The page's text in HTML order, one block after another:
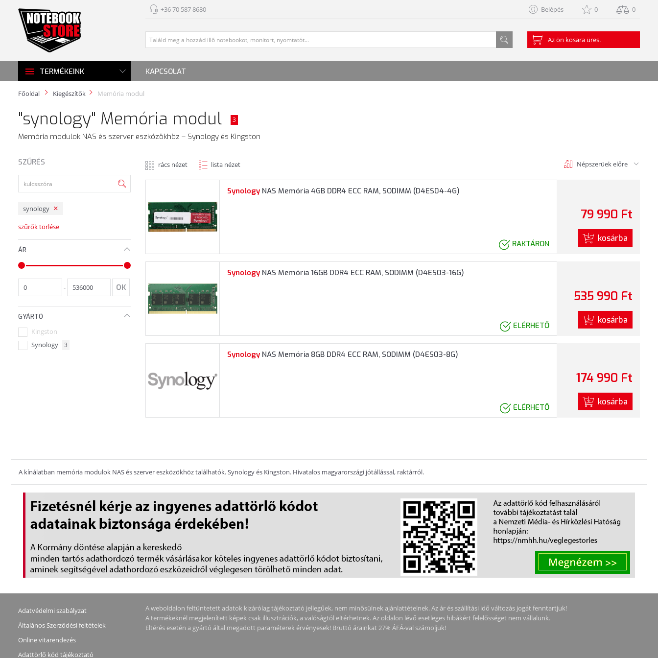
+36 70 587 8680 Belépés 0 0
Az ön kosara üres.
TERMÉKEINK KAPCSOLAT
Főoldal Kiegészítők Memória modul
"synology" Memória modul 3
Memória modulok NAS és szerver eszközökhöz – Synology és Kingston
SZŰRÉS
synology
szűrők törlése
ÁR
-
GYÁRTÓ
Kingston
Synology
3
rács nézet lista nézet Népszerüek előre
Synology NAS Memória 4GB DDR4 ECC RAM, SODIMM (D4ES04-4G)
RAKTÁRON
79 990 Ft
kosárba
Synology NAS Memória 16GB DDR4 ECC RAM, SODIMM (D4ES03-16G)
ELÉRHETŐ
535 990 Ft
kosárba
Synology NAS Memória 8GB DDR4 ECC RAM, SODIMM (D4ES03-8G)
ELÉRHETŐ
174 990 Ft
kosárba
A kínálatban memória modulok NAS és szerver eszközökhöz találhatók. Synology és Kingston. Hivatalos magyarországi jótállással, raktárról.
Adatvédelmi szabályzat
Általános Szerződési feltételek
Online vitarendezés
Adattörlő kód tájékoztató
A weboldalon feltüntetett adatok kizárólag tájékoztató jellegűek, nem minősülnek ajánlattételnek. Az ár és szállítási idő változás jogát fenntartjuk!
A termékeknél megjelenített képek csak illusztrációk, a valóságtól eltérhetnek. Az oldalon lévő esetleges hibákért felelősséget nem vállalunk.
Eltérés esetén a gyártó által megadott paraméterek érvényesek! Bruttó árainkat 27% ÁFÁ-val számoljuk!